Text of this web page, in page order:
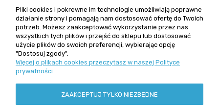
Informacje
Szybki kontakt
Zamówienia +48 602 279 234
ul. Grochowska 162/164
Pliki cookies i pokrewne im technologie umożliwiają poprawne
działanie strony i pomagają nam dostosować ofertę do Twoich
potrzeb. Możesz zaakceptować wykorzystanie przez nas
wszystkich tych plików i przejść do sklepu lub dostosować
użycie plików do swoich preferencji, wybierając opcję
"Dostosuj zgody".
Więcej o plikach cookies przeczytasz w naszej Polityce
prywatności.
ZAAKCEPTUJ TYLKO NIEZBĘDNE